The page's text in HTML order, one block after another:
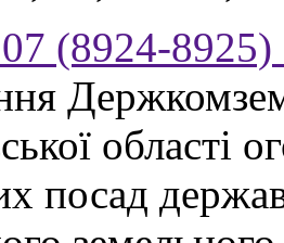
(8924-8925)
області
посад